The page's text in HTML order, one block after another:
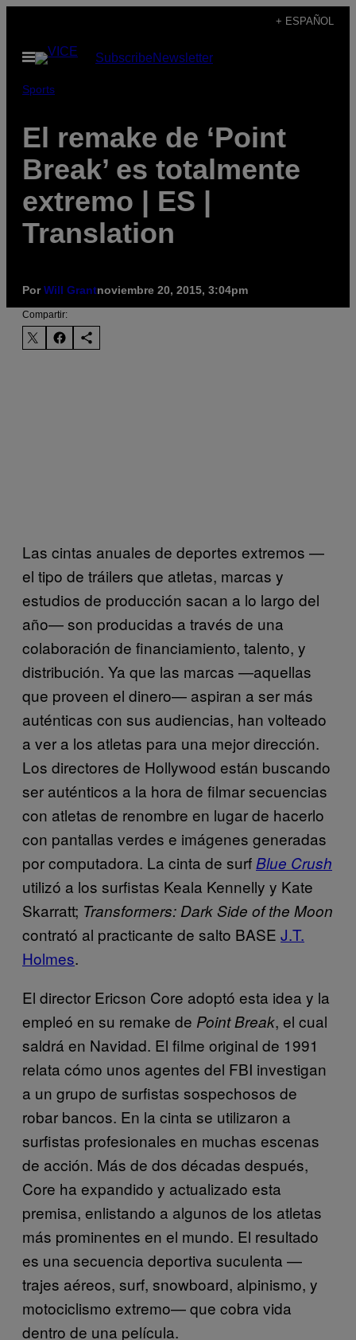
contenido
+ ESPAÑOL
Abrir
Menú
SubscribeNewsletter
Sports
El remake de ‘Point
Break’ es totalmente
extremo | ES |
Translation
PorWill Grantnoviembre 20, 2015, 3:04pm
Compartir:
Las cintas anuales de deportes extremos —
el tipo de tráilers que atletas, marcas y
estudios de producción sacan a lo largo del
año— son producidas a través de una
colaboración de financiamiento, talento, y
distribución. Ya que las marcas —aquellas
que proveen el dinero— aspiran a ser más
auténticas con sus audiencias, han volteado
a ver a los atletas para una mejor dirección.
Los directores de Hollywood están buscando
ser auténticos a la hora de filmar secuencias
con atletas de renombre en lugar de hacerlo
con pantallas verdes e imágenes generadas
por computadora. La cinta de surfBlue Crush
utilizó a los surfistas Keala Kennelly y Kate
Skarratt; Transformers: Dark Side of the Moon
contrató al practicante de salto BASE J.T.
Holmes.
El director Ericson Core adoptó esta idea y la
empleó en su remake de Point Break, el cual
saldrá en Navidad. El filme original de 1991
relata cómo unos agentes del FBI investigan
a un grupo de surfistas sospechosos de
robar bancos. En la cinta se utilizaron a
surfistas profesionales en muchas escenas
de acción. Más de dos décadas después,
Core ha expandido y actualizado esta
premisa, enlistando a algunos de los atletas
más prominentes en el mundo. El resultado
es una secuencia deportiva suculenta —
trajes aéreos, surf, snowboard, alpinismo, y
motociclismo extremo— que cobra vida
dentro de una película.